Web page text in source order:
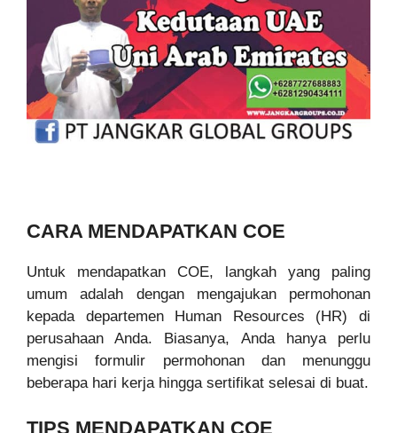
CARA MENDAPATKAN COE
Untuk mendapatkan COE, langkah yang paling
umum adalah dengan mengajukan permohonan
kepada departemen Human Resources (HR) di
perusahaan Anda. Biasanya, Anda hanya perlu
mengisi formulir permohonan dan menunggu
beberapa hari kerja hingga sertifikat selesai di buat.
TIPS MENDAPATKAN COE